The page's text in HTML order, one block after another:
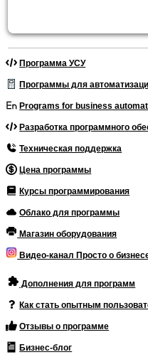
Программа УСУ
Программы для
Programs for business
Разработка программного
Техническая поддержка
Цена программы
Курсы программирования
Облако для программы
Магазин оборудования
Видео-канал Просто о
Дополнения для программ
Как стать опытным
Отзывы о программе
Бизнес-блог